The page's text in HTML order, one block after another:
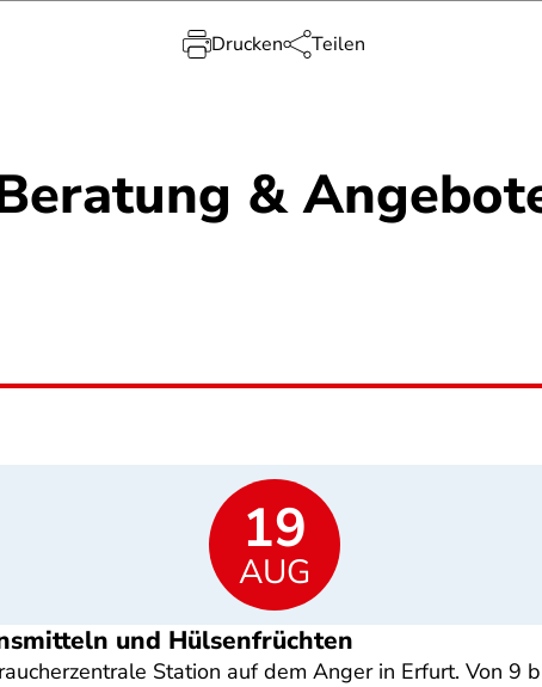
Drucken Teilen
&
19
AUG
und Hülsenfrüchten
Station auf dem Anger in Erfurt. Von 9